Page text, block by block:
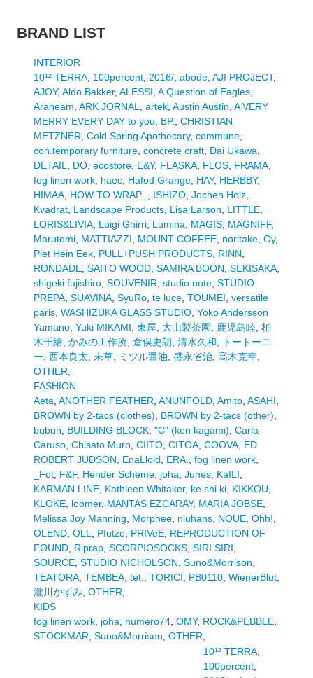
BRAND LIST
INTERIOR
10¹² TERRA, 100percent, 2016/, abode, AJI PROJECT,
AJOY, Aldo Bakker, ALESSI A Question of Eagles,
Araheam ARK JORNAL artek, Austin Austin A VERY
MERRY EVERY DAY to you
BP.
CHRISTIAN
METZNER Cold Spring Apothecary, commune,
con.temporary furniture, concrete craft, Dai Ukawa
DETAIL
DO, ecostore, E&Y, FLASKA, FLOS, FRAMA,
fog linen work, haec, Hafod Grange, HAY, HERBBY,
HIMAA, HOW TO WRAP_ ISHIZO, Jochen Holz,
Kvadrat, Landscape Products, Lisa Larson LITTLE,
LORIS&LIVIA, Luigi Ghirri, Lumina MAGIS, MAGNIFF,
Marutomi, MATTIAZZI MOUNT COFFEE, noritake, Oy,
Piet Hein Eek, PULL+PUSH PRODUCTS, RINN
RONDADE, SAITO WOOD, SAMIRA BOON SEKISAKA,
shigeki fujishiro, SOUVENIR studio note, STUDIO
PREPA, SUAVINA, SyuRo, te luce, TOUMEI versatile
paris, WASHIZUKA GLASS STUDIO, Yoko Andersson
Yamano, Yuki MIKAMI 東屋 大山製茶園 鹿児島睦, 柏
木千繪, かみの工作所, 倉俣史朗 清水久和
トートーニ
ー 西本良太 未草, ミツル醤油 盛永省治, 高木克幸,
OTHER
FASHION
Aeta ANOTHER FEATHER ANUNFOLD, Amito, ASAHI
BROWN by 2-tacs (clothes)
BROWN by 2-tacs (other)
bubun
BUILDING BLOCK, "C" (ken kagami) Carla
Caruso, Chisato Muro, CIITO, CITOA, COOVA, ED
ROBERT JUDSON
EnaLloid ERA. fog linen work,
_Fot, F&F, Hender Scheme, joha Junes, KaILI
KARMAN LINE, Kathleen Whitaker, ke shi ki, KIKKOU
KLOKE, loomer, MANTAS EZCARAY, MARIA JOBSE,
Melissa Joy Manning
Morphee, niuhans, NOUE, Ohh!
OLEND, OLL Pfutze, PRIVeE, REPRODUCTION OF
FOUND, Riprap, SCORPIOSOCKS, SIRI SIRI
SOURCE, STUDIO NICHOLSON Suno&Morrison
TEATORA, TEMBEA, tet. TORICI PB0110, WienerBlut,
瀧川かずみ, OTHER
KIDS
fog linen work, joha numero74, OMY, ROCK&PEBBLE,
STOCKMAR Suno&Morrison OTHER
10¹² TERRA,
100percent,